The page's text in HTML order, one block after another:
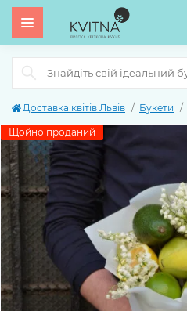
Доставка квітів Львів Букети
Щойно проданий